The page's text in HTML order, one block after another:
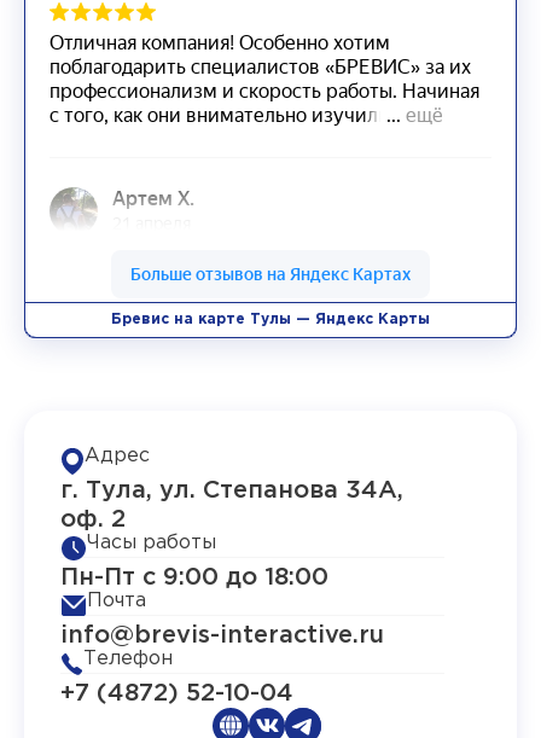
Бревис на карте Тулы — Яндекс Карты
Адрес
г. Тула, ул. Степанова 34А,
оф. 2
Часы работы
Пн-Пт с 9:00 до 18:00
Почта
info@brevis-interactive.ru
Телефон
+7 (4872) 52-10-04